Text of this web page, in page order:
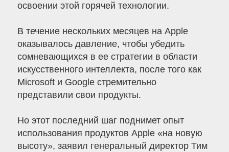
освоении этой горячей технологии.
В течение нескольких месяцев на Apple
оказывалось давление, чтобы убедить
сомневающихся в ее стратегии в области
искусственного интеллекта, после того как
Microsoft и Google стремительно
представили свои продукты.
Но этот последний шаг поднимет опыт
использования продуктов Apple «на новую
высоту», заявил генеральный директор Тим